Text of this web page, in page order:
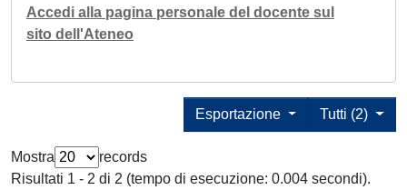
Accedi alla pagina personale del docente sul
sito dell'Ateneo
Tutti (2)
Esportazione
Mostra
records
Risultati 1 - 2 di 2 (tempo di esecuzione: 0.004 secondi).